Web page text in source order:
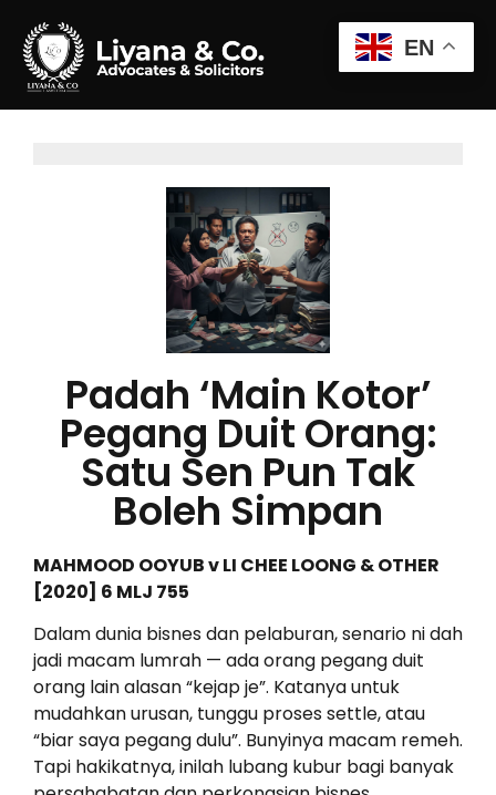
Padah ‘Main Kotor’
Pegang Duit Orang:
Satu Sen Pun Tak
Boleh Simpan
MAHMOOD OOYUB v LI CHEE LOONG & OTHER
[2020] 6 MLJ 755
Dalam dunia bisnes dan pelaburan, senario ni dah
jadi macam lumrah — ada orang pegang duit
orang lain alasan “kejap je”. Katanya untuk
mudahkan urusan, tunggu proses settle, atau
“biar saya pegang dulu”. Bunyinya macam remeh.
Tapi hakikatnya, inilah lubang kubur bagi banyak
EN